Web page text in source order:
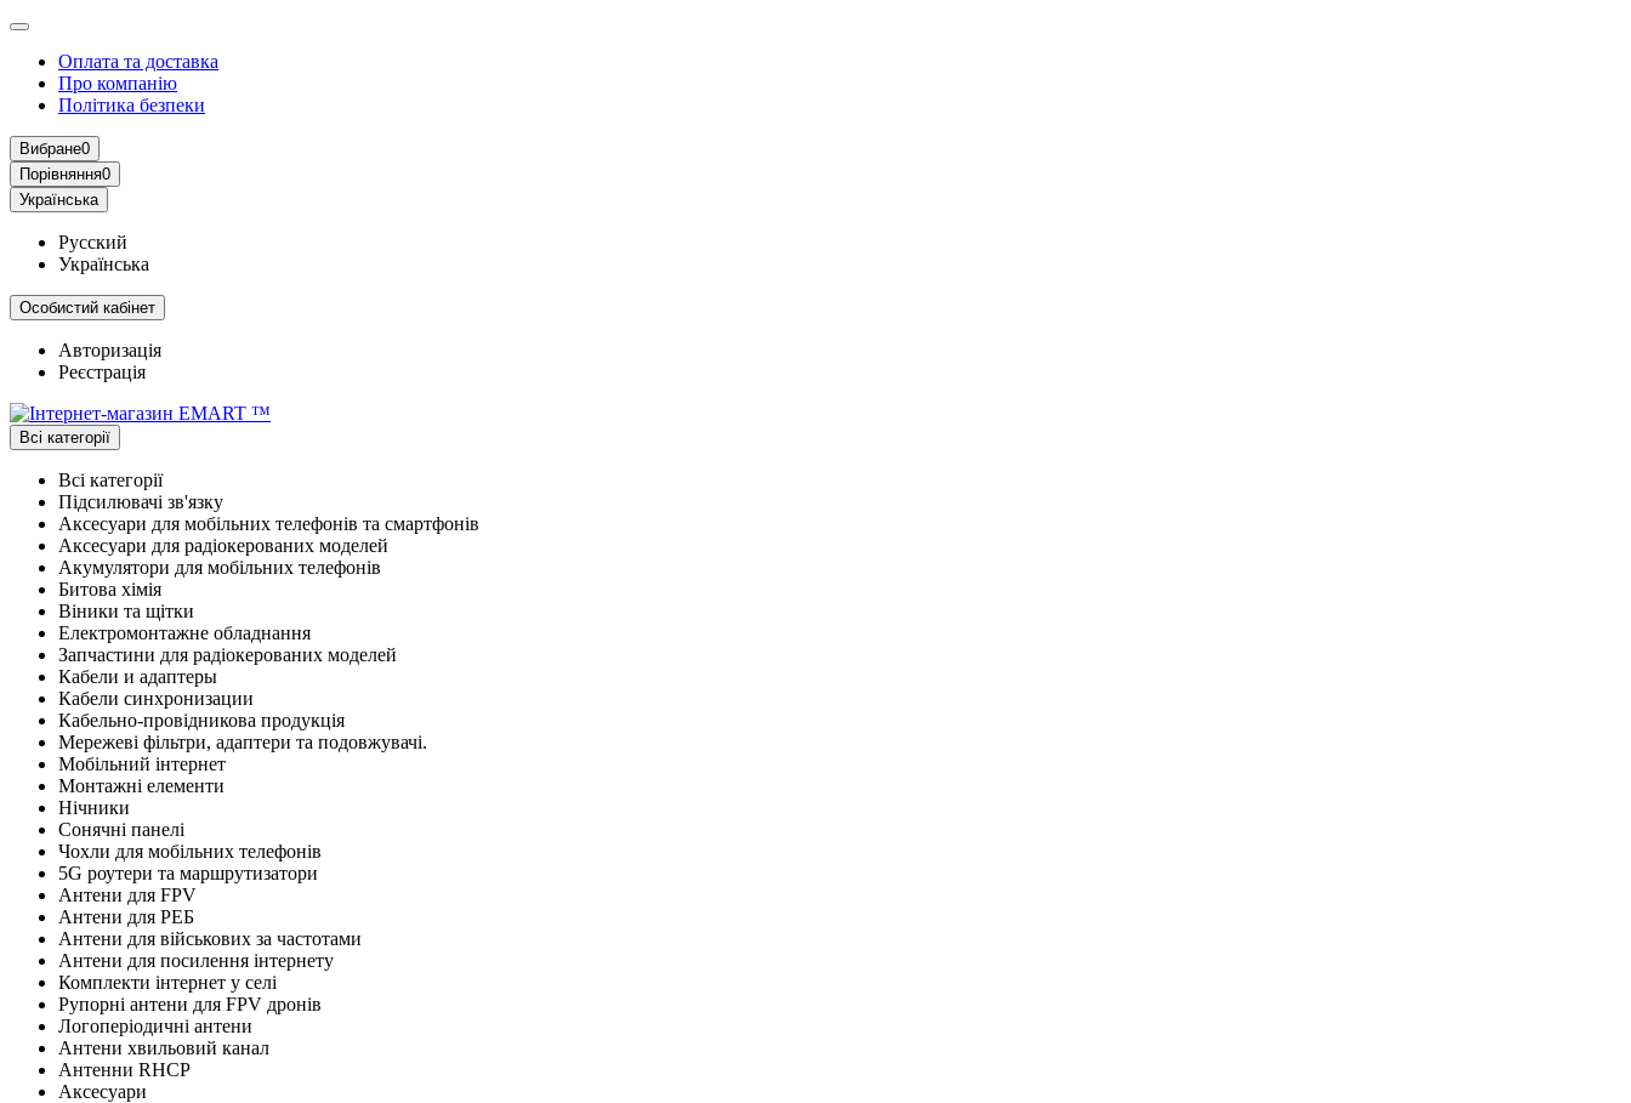
Оплата та доставка
Про компанію
Політика безпеки
Вибране0
Порівняння0
Українська
Русский
Українська
Особистий кабінет
Авторизація
Реєстрація
Всі категорії
Всі категорії
Підсилювачі зв'язку
Аксесуари для мобільних телефонів та смартфонів
Аксесуари для радіокерованих моделей
Акумулятори для мобільних телефонів
Битова хімія
Віники та щітки
Електромонтажне обладнання
Запчастини для радіокерованих моделей
Кабели и адаптеры
Кабели синхронизации
Кабельно-провідникова продукція
Мережеві фільтри, адаптери та подовжувачі.
Мобільний інтернет
Монтажні елементи
Нічники
Сонячні панелі
Чохли для мобільних телефонів
5G роутери та маршрутизатори
Антени для FPV
Антени для РЕБ
Антени для військових за частотами
Антени для посилення інтернету
Комплекти інтернет у селі
Рупорні антени для FPV дронів
Логоперіодичні антени
Антени хвильовий канал
Антенни RHCP
Аксесуари